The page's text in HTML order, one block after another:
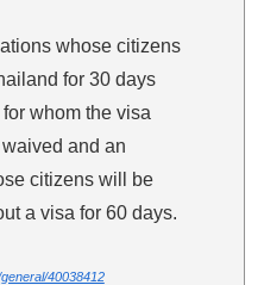
whose citizens
for 30 days
whom the visa
and an
citizens will be
a visa for 60 days.
40038412